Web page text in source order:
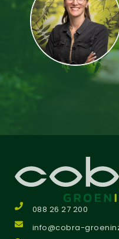
088 26 27 200
info@cobra-